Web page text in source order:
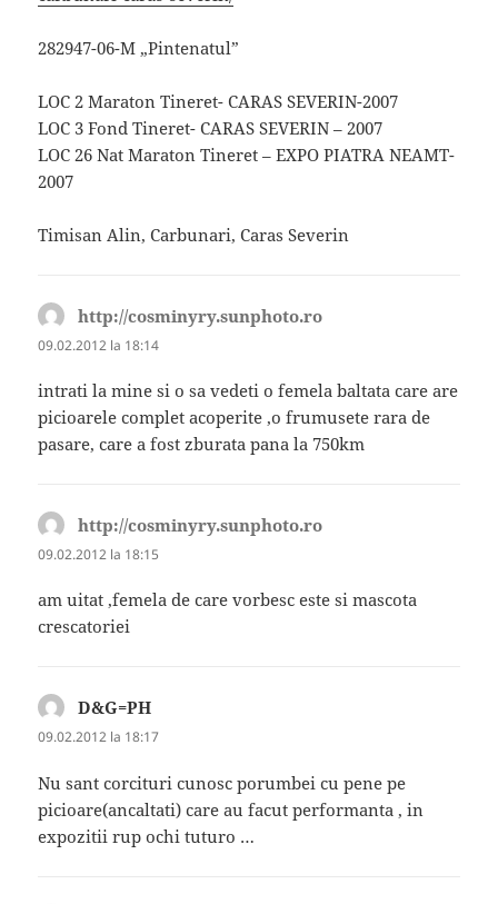
282947-06-M „Pintenatul”
LOC 2 Maraton Tineret- CARAS SEVERIN-2007
LOC 3 Fond Tineret- CARAS SEVERIN – 2007
LOC 26 Nat Maraton Tineret – EXPO PIATRA NEAMT-
2007
Timisan Alin, Carbunari, Caras Severin
http://cosminyry.sunphoto.ro
09.02.2012 la 18:14
intrati la mine si o sa vedeti o femela baltata care are
picioarele complet acoperite ,o frumusete rara de
pasare, care a fost zburata pana la 750km
http://cosminyry.sunphoto.ro
09.02.2012 la 18:15
am uitat ,femela de care vorbesc este si mascota
crescatoriei
D&G=PH
09.02.2012 la 18:17
Nu sant corcituri cunosc porumbei cu pene pe
picioare(ancaltati) care au facut performanta , in
expozitii rup ochi tuturo …